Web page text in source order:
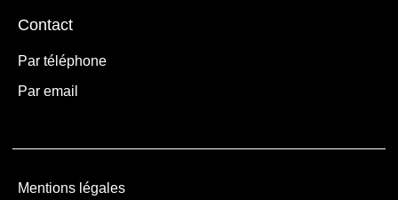
Contact
Par téléphone
Par email
Mentions légales